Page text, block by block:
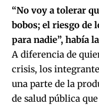
“No voy a tolerar
bobos; el riesgo de
para nadie”, había
A diferencia de
crisis, los
una parte de la
de salud pública